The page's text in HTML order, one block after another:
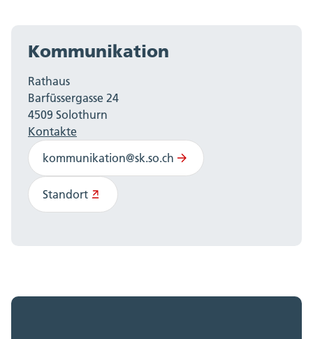
Kommunikation
Rathaus
Barfüssergasse 24
4509 Solothurn
Kontakte
kommunikation@sk.so.ch
Standort